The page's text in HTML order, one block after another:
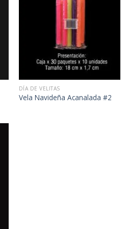
DÍA DE VELITAS
Vela Navideña Acanalada #2